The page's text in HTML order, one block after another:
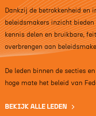
Dankzij de betrokkenheid en
beleidsmakers inzicht
kennis delen en bruikbare,
overbrengen aan
De leden binnen de secties
hoge mate het beleid van
BEKIJK ALLE LEDEN